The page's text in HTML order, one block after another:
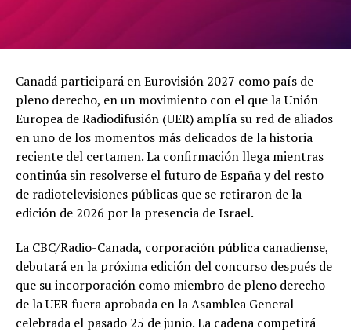
Canadá participará en Eurovisión 2027 como país de
pleno derecho, en un movimiento con el que la Unión
Europea de Radiodifusión (UER) amplía su red de aliados
en uno de los momentos más delicados de la historia
reciente del certamen. La confirmación llega mientras
continúa sin resolverse el futuro de España y del resto
de radiotelevisiones públicas que se retiraron de la
edición de 2026 por la presencia de Israel.
La CBC/Radio-Canada, corporación pública canadiense,
debutará en la próxima edición del concurso después de
que su incorporación como miembro de pleno derecho
de la UER fuera aprobada en la Asamblea General
celebrada el pasado 25 de junio. La cadena competirá